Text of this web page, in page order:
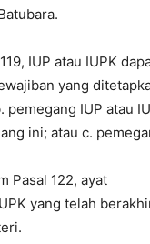
IUP atau IUPK
yang
pemegang IUP atau
ini; atau c.
Pasal 122, ayat
yang telah